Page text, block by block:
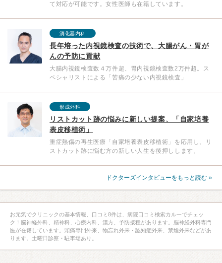
て対応が可能です。女性医師も在籍しています。
消化器内科
長年培った内視鏡検査の技術で、大腸がん・胃が
んの予防に貢献
大腸内視鏡検査数４万件超、胃内視鏡検査数2万件超。ス
ペシャリストによる「苦痛の少ない内視鏡検査」
形成外科
リストカット跡の悩みに新しい提案、「自家培養
表皮移植術」
重症熱傷の再生医療「自家培養表皮移植術」を応用し、リ
ストカット跡に悩む方の新しい人生を後押しします。
ドクターズインタビューをもっと読む »
お元気でクリニックの基本情報、口コミ8件は、病院口コミ検索カルーでチェッ
ク！脳神経外科、精神科、心療内科、漢方、予防接種があります。脳神経外科専門
医が在籍しています。頭痛専門外来、物忘れ外来・認知症外来、禁煙外来などがあ
ります。土曜日診察・駐車場あり。